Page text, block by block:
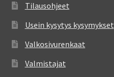
Tilausohjeet
Usein kysytys kysymykset
Valkosivurenkaat
Valmistajat